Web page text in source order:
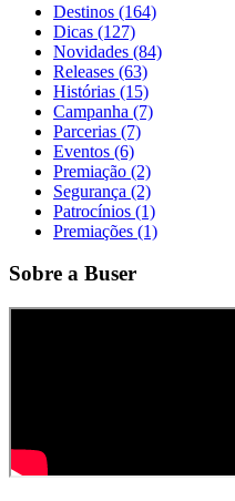
Destinos (164)
Dicas (127)
Novidades (84)
Releases (63)
Histórias (15)
Campanha (7)
Parcerias (7)
Eventos (6)
Premiação (2)
Segurança (2)
Patrocínios (1)
Premiações (1)
Sobre a Buser